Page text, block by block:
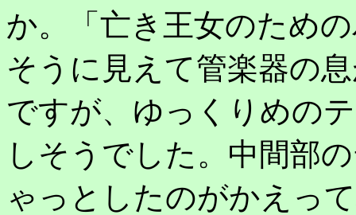
か。「亡き王女のため
そうに見えて管楽器の
ですが、ゆっくりめの
しそうでした。中間部
ゃっとしたのがかえっ